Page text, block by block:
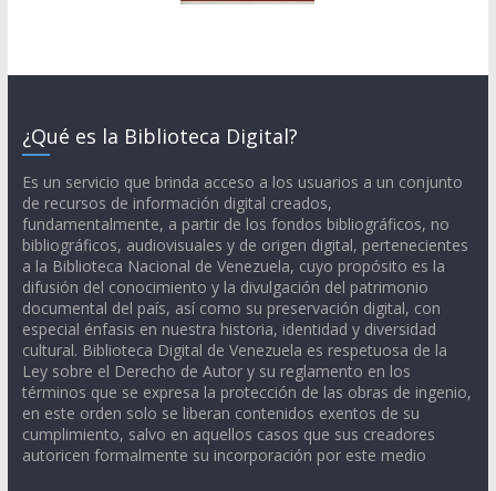
¿Qué es la Biblioteca Digital?
Es un servicio que brinda acceso a los usuarios a un conjunto
de recursos de información digital creados,
fundamentalmente, a partir de los fondos bibliográficos, no
bibliográficos, audiovisuales y de origen digital, pertenecientes
a la Biblioteca Nacional de Venezuela, cuyo propósito es la
difusión del conocimiento y la divulgación del patrimonio
documental del país, así como su preservación digital, con
especial énfasis en nuestra historia, identidad y diversidad
cultural. Biblioteca Digital de Venezuela es respetuosa de la
Ley sobre el Derecho de Autor y su reglamento en los
términos que se expresa la protección de las obras de ingenio,
en este orden solo se liberan contenidos exentos de su
cumplimiento, salvo en aquellos casos que sus creadores
autoricen formalmente su incorporación por este medio